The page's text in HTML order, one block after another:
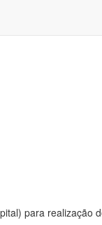
para realização